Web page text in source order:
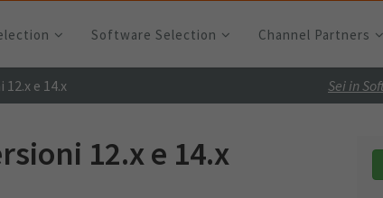
Software Selection Channel Partners
e 14.x Sei in
12.x e 14.x